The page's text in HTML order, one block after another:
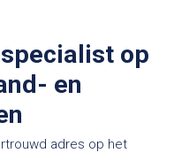
op
en
adres op het